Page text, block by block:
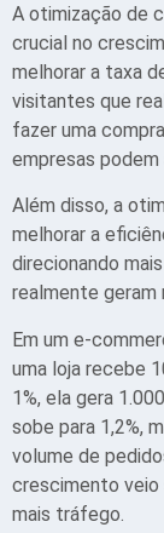
A otimização de
crucial no
melhorar a taxa
visitantes que
fazer uma
empresas
Além disso, a
melhorar a
direcionando
realmente geram
Em um e-
uma loja recebe
1%, ela gera
sobe para 1,2%,
volume de
crescimento veio
mais tráfego.